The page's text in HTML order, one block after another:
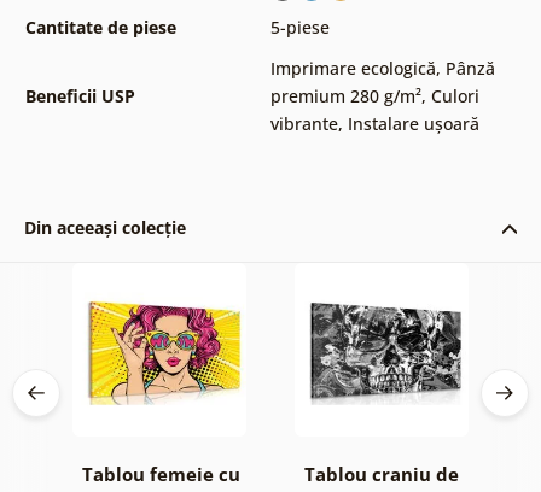
Cantitate de piese
5-piese
Beneficii USP
Imprimare ecologică, Pânză
premium 280 g/m², Culori
vibrante, Instalare ușoară
Din aceeași colecție
Tablou femeie cu
Tablou craniu de